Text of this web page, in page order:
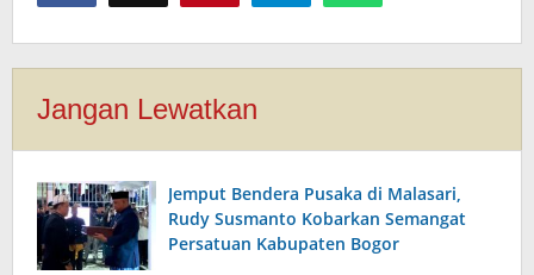
Jangan Lewatkan
Jemput Bendera Pusaka di Malasari,
Rudy Susmanto Kobarkan Semangat
Persatuan Kabupaten Bogor